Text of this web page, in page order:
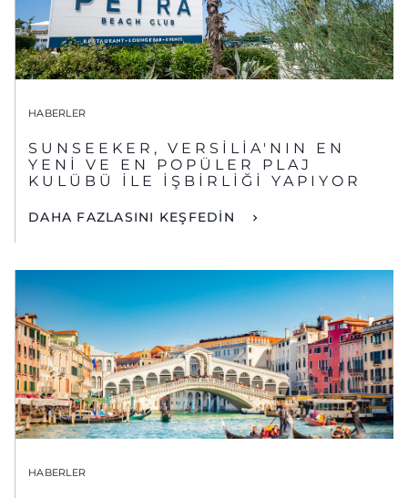
HABERLER
SUNSEEKER, VERSILIA'NIN EN
YENI VE EN POPÜLER PLAJ
KULÜBÜ ILE İŞBIRLIĞI YAPIYOR
DAHA FAZLASINI KEŞFEDİN
HABERLER